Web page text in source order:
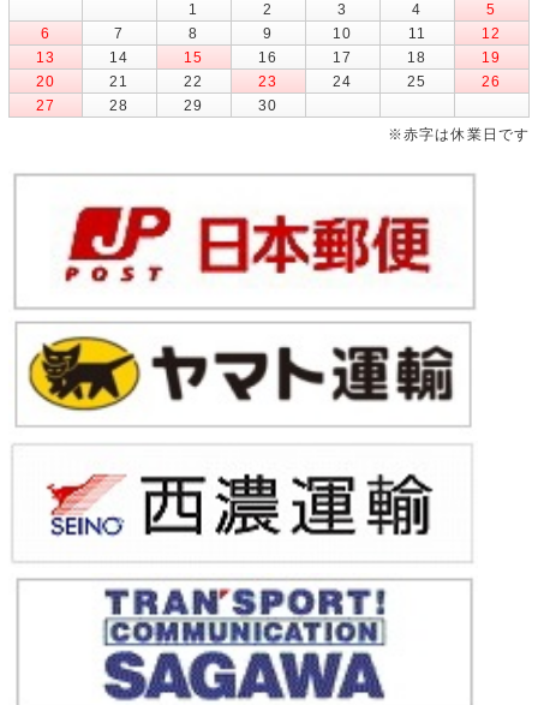
1
2 3 4
5
6
7 8 9 10 11
12
13
14 15 16 17 18
19
20
21 22 23 24 25
26
27
28 29
30
※赤字は休業日です